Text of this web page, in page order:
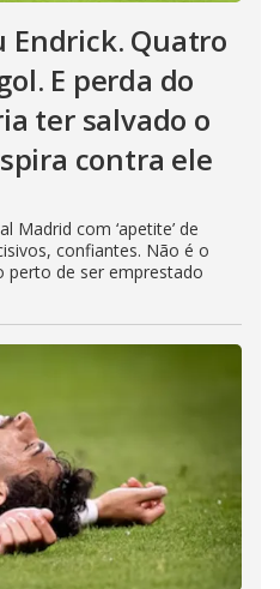
Endrick. Quatro
E perda do
ter salvado o
contra ele
Madrid com ‘apetite’ de
confiantes. Não é o
perto de ser emprestado